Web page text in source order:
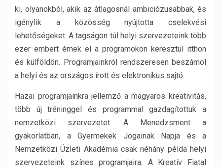
ki, olyanokból, akik az átlagosnál ambiciózusabbak, és
igénylik a közösség nyújtotta cselekvési
lehetőségeket. A tagságon túl helyi szervezeteink több
ezer embert érnek el a programokon keresztül itthon
és külföldön. Programjainkról rendszeresen beszámol
a helyi és az országos írott és elektronikus sajtó.
Hazai programjainkra jellemző a magyaros kreativitás,
több új tréninggel és programmal gazdagítottuk a
nemzetközi szervezetet. A Menedzsment a
gyakorlatban, a Gyermekek Jogainak Napja és a
Nemzetközi Üzleti Akadémia csak néhány példa helyi
szervezeteink színes programjaira. A Kreatív Fiatal